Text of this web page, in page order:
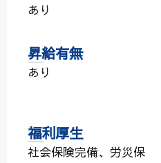
あり
昇給有無
あり
福利厚生
社会保険完備、労災保